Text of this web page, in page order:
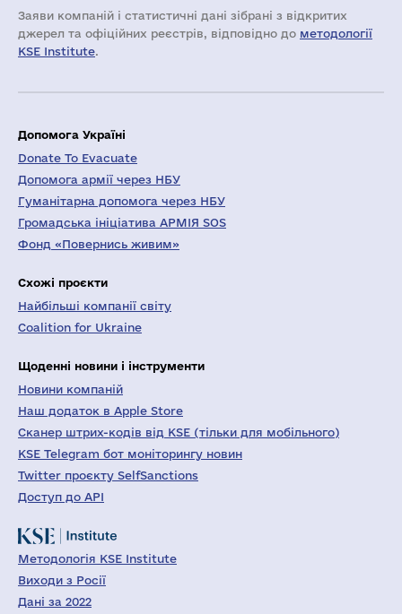
Заяви компаній i статистичні дані зібрані з відкритих
джерел та офіційних реєстрів, відповідно до методології
KSE Institute.
Допомога Україні
Donate To Evacuate
Допомога армії через НБУ
Гуманітарна допомога через НБУ
Громадська ініціатива АРМІЯ SOS
Фонд «Повернись живим»
Схожі проєкти
Найбільші компанії світу
Coalition for Ukraine
Щоденні новини і інструменти
Новини компаній
Наш додаток в Apple Store
Сканер штрих-кодів від KSE (тільки для мобільного)
KSE Telegram бот моніторингу новин
Twitter проєкту SelfSanctions
Доступ до API
Методологія KSE Institute
Виходи з Росії
Дані за 2022